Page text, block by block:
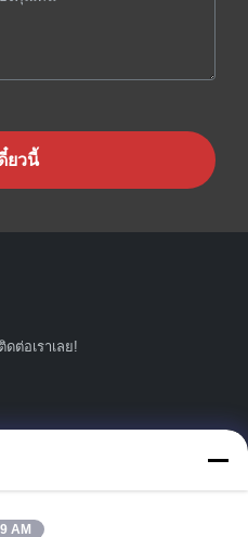
ยวนี้
ต่อเราเลย!
AM